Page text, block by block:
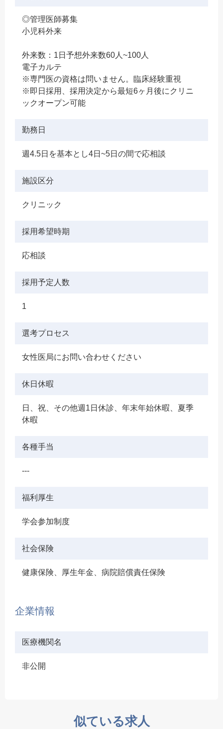
◎管理医師募集
小児科外来
外来数：1日予想外来数60人~100人
電子カルテ
※専門医の資格は問いません。臨床経験重視
※即日採用、採用決定から最短6ヶ月後にクリニ
ックオープン可能
勤務日
週4.5日を基本とし4日~5日の間で応相談
施設区分
クリニック
採用希望時期
応相談
採用予定人数
1
選考プロセス
女性医局にお問い合わせください
休日休暇
日、祝、その他週1日休診、年末年始休暇、夏季
休暇
各種手当
---
福利厚生
学会参加制度
社会保険
健康保険、厚生年金、病院賠償責任保険
企業情報
医療機関名
非公開
似ている求人